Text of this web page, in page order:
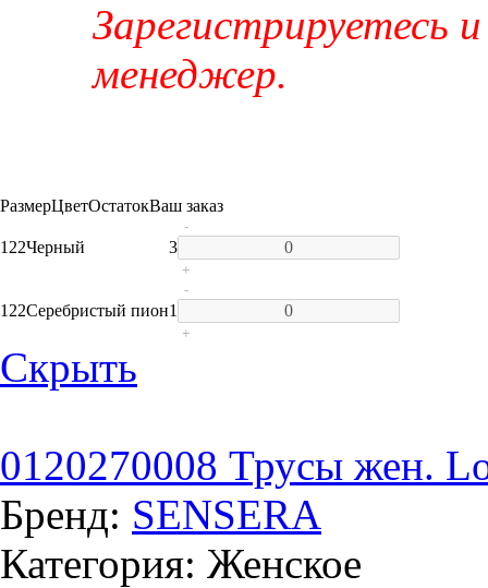
Зарегистрируетесь
менеджер.
РазмерЦветОстатокВаш заказ
122Черный 3
-
+
122Серебристый пион1
-
+
Скрыть
0120270008 Трусы жен.
Бренд: SENSERA
Категория: Женское